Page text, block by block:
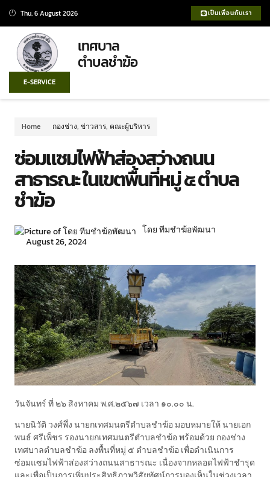
Thu, 6 August 2026 เป็นเพื่อนกับเรา
เทศบาล
ตำบลชำฆ้อ
E-SERVICE
Home กองช่าง, ข่าวสาร, คณะผู้บริหาร
ซ่อมแซมไฟฟ้าส่องสว่างถนน
สาธารณะ ในเขตพื้นที่หมู่ ๕ ตำบล
ชำฆ้อ
โดย ทีมชำฆ้อพัฒนา
August 26, 2024
วันจันทร์ ที่ ๒๖ สิงหาคม พ.ศ.๒๕๖๗ เวลา ๑๐.๐๐ น.
นายนิวัติ วงศ์พึ่ง นายกเทศมนตรีตำบลชำฆ้อ มอบหมายให้ นายเอก
พนธ์ ศรีเพ็ชร รองนายกเทศมนตรีตำบลชำฆ้อ พร้อมด้วย กองช่าง
เทศบาลตำบลชำฆ้อ ลงพื้นที่หมู่ ๕ ตำบลชำฆ้อ เพื่อดำเนินการ
ซ่อมแซมไฟฟ้าส่องสว่างถนนสาธารณะ เนื่องจากหลอดไฟฟ้าชำรุด